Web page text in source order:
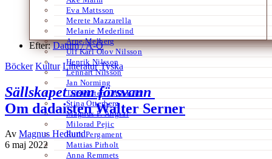
Eva Mattsson
Merete Mazzarella
Melanie Mederlind
Arne Melberg
Ulf Karl Olov Nilsson
Henrik Nilsson
Lennart Nilsson
Jan Norming
Tidskriften Ord&Bild
Stina Otterberg
Magnus P. Ängsal
Milorad Pejic
Ruth Pergament
Mattias Pirholt
Anna Remmets
Efter:Datum /A-Ö
Böcker Kultur Litteratur Tyska
Sällskapet som försvann
Om dadaisten Walter Serner
Av Magnus Hedlund
6 maj 2022